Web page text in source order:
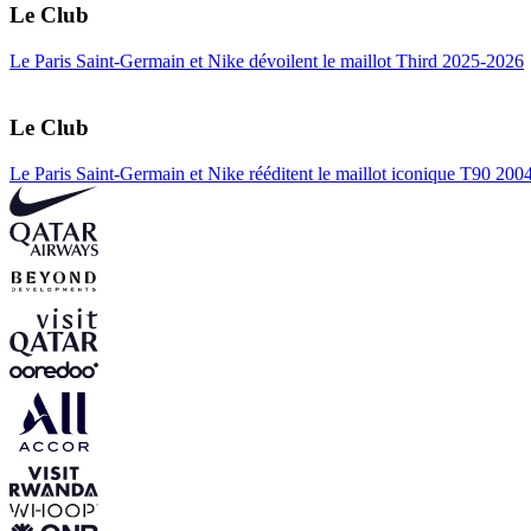
Le Club
Le Paris Saint-Germain et Nike dévoilent le maillot Third 2025-2026
Le Club
Le Paris Saint-Germain et Nike rééditent le maillot iconique T90